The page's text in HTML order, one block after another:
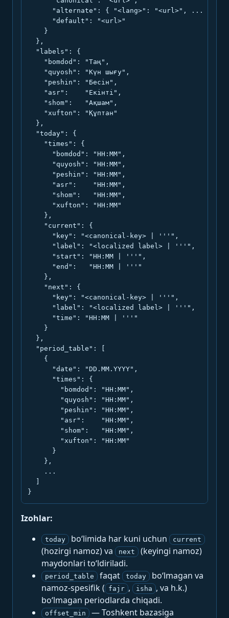
      "alternate": { "<lang>": "<url>", ... },
      "default": "<url>"
    }
  },
  "labels": {
    "bomdod": "Таң",
    "quyosh": "Күн шығу",
    "peshin": "Бесін",
    "asr":    "Екінті",
    "shom":   "Ақшам",
    "xufton": "Құптан"
  },
  "today": {
    "times": {
      "bomdod": "HH:MM",
      "quyosh": "HH:MM",
      "peshin": "HH:MM",
      "asr":    "HH:MM",
      "shom":   "HH:MM",
      "xufton": "HH:MM"
    },
    "current": {
      "key": "<canonical-key> | '''",
      "label": "<localized label> | '''",
      "start": "HH:MM | '''",
      "end":   "HH:MM | '''"
    },
    "next": {
      "key": "<canonical-key> | '''",
      "label": "<localized label> | '''",
      "time": "HH:MM | '''"
    }
  },
  "period_table": [
    {
      "date": "DD.MM.YYYY",
      "times": {
        "bomdod": "HH:MM",
        "quyosh": "HH:MM",
        "peshin": "HH:MM",
        "asr":    "HH:MM",
        "shom":   "HH:MM",
        "xufton": "HH:MM"
      }
    },
    ...
}
Izohlar:
today bo‘limida har kuni uchun current
(hozirgi namoz) va next
(keyingi namoz)
maydonlari to‘ldiriladi.
period_table faqat today
bo‘lmagan va
namoz-spesifik ( fajr , isha , va h.k.)
bo‘lmagan periodlarda chiqadi.
offset_min
— Toshkent bazasiga